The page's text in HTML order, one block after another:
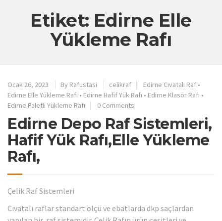
Etiket: Edirne Elle
Yükleme Rafı
Ocak 26, 2023 By Rafustasi celikraf Edirne Cıvatalı Raf •
Edirne Elle Yükleme Rafı • Edirne Hafif Yük Rafı • Edirne Klasör Rafı •
Edirne Paletli Yükleme Rafı
0 Comments
Edirne Depo Raf Sistemleri,
Hafif Yük Rafı,Elle Yükleme
Rafı,
Çelik Raf Sistemleri
Cıvatalı raflar standart ölçü ve ebatlarda dkp saçlardan